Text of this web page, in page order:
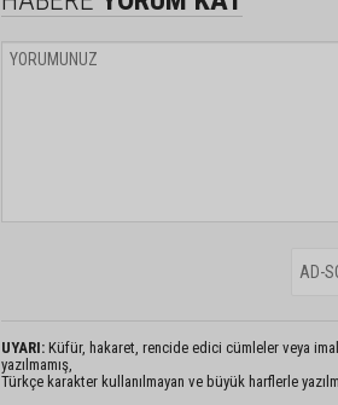
UYARI: Küfür, hakaret, rencide edici cümleler veya
yazılmamış,
Türkçe karakter kullanılmayan ve büyük harflerle